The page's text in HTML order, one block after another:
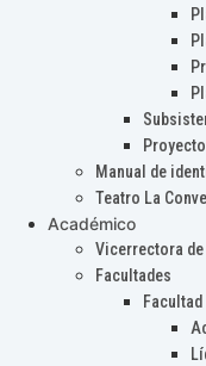
Manual de
Teatro La
Académico
Vicerrectora de
Facultades